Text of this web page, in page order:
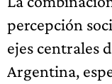
percepción
ejes centrales
Argentina,